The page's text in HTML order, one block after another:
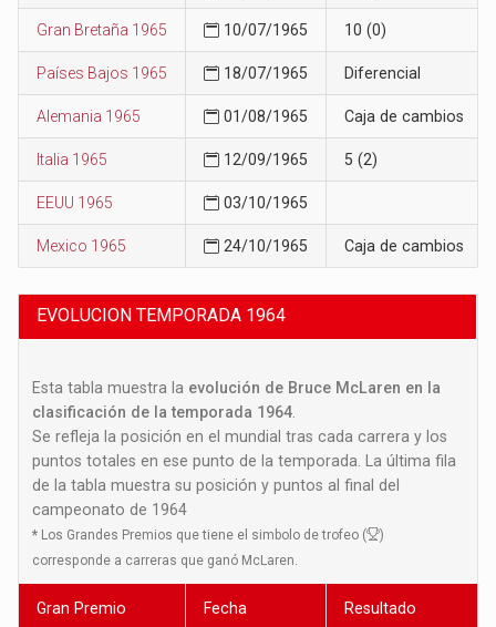
Gran Bretaña 1965 10/07/1965 10 (0)
Países Bajos 1965 18/07/1965 Diferencial
Alemania 1965 01/08/1965 Caja de cambios
Italia 1965 12/09/1965 5 (2)
EEUU 1965 03/10/1965
Mexico 1965 24/10/1965 Caja de cambios
EVOLUCION TEMPORADA 1964
Esta tabla muestra la evolución de Bruce McLaren en la
clasificación de la temporada 1964
Se refleja la posición en el mundial tras cada carrera y los
puntos totales en ese punto de la temporada. La última fila
de la tabla muestra su posición y puntos al final del
campeonato de 1964
* Los Grandes Premios que tiene el simbolo de trofeo (
)
corresponde a carreras que ganó McLaren.
Gran Premio Fecha Resultado